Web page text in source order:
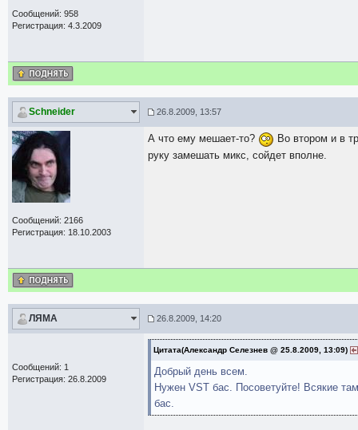
Сообщений: 958
Регистрация: 4.3.2009
Schneider 26.8.2009, 13:57
Сообщений: 2166
Регистрация: 18.10.2003
А что ему мешает-то?
Во втором и в
руку замешать микс, сойдет вполне.
ЛЯМА 26.8.2009, 14:20
Сообщений: 1
Регистрация: 26.8.2009
Цитата(Александр Селезнев @ 25.8.2009, 13:09)
Добрый день всем.
Нужен VST бас. Посоветуйте! Всякие
бас.